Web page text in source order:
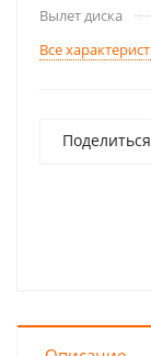
Вылет диска
Все
Поделиться